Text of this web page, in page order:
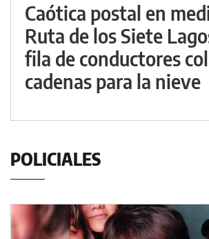
Caótica postal en
Ruta de los Siete
fila de conductores
cadenas para la nieve
POLICIALES